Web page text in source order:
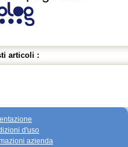
articoli :
d'uso
azienda